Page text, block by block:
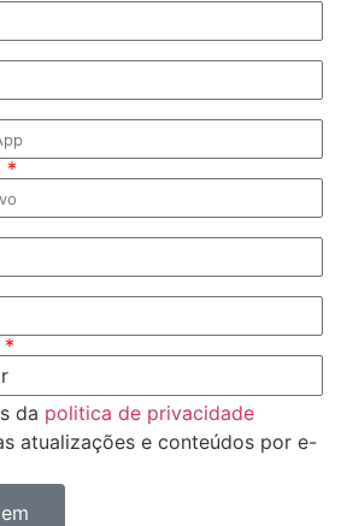
da politica de privacidade
atualizações e conteúdos por e-